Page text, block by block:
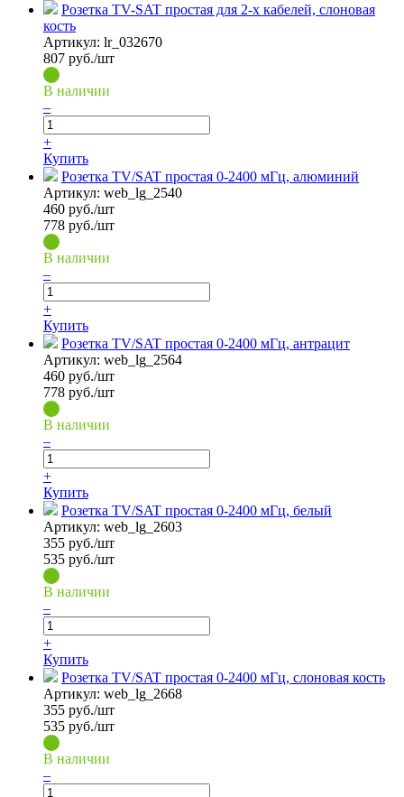
Розетка TV-SAT простая для 2-х кабелей, слоновая
кость
Артикул: lr_032670
807 руб./шт
В наличии
–
+
Купить
Розетка TV/SAT простая 0-2400 мГц, алюминий
Артикул: web_lg_2540
460 руб./шт
778 руб./шт
В наличии
–
+
Купить
Розетка TV/SAT простая 0-2400 мГц, антрацит
Артикул: web_lg_2564
460 руб./шт
778 руб./шт
В наличии
–
+
Купить
Розетка TV/SAT простая 0-2400 мГц, белый
Артикул: web_lg_2603
355 руб./шт
535 руб./шт
В наличии
–
+
Купить
Розетка TV/SAT простая 0-2400 мГц, слоновая кость
Артикул: web_lg_2668
355 руб./шт
535 руб./шт
В наличии
–